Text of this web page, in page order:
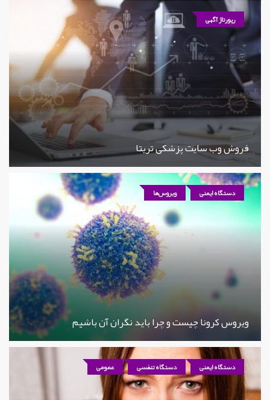
رپورتاژ آگهی
فروش وب سایت پزشکی تریتا
دستگاه ایمنی ویروس‌ها
ویروس کرونا چیست و چرا باید نگران آن باشیم
دستگاه ایمنی دستگاه تنفسی عمومی